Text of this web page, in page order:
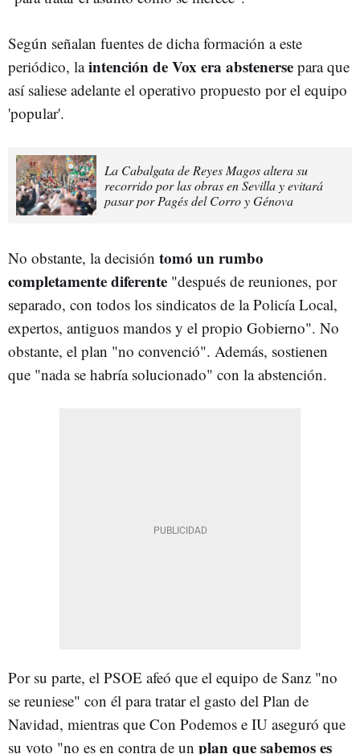
Según señalan fuentes de dicha formación a este
periódico, laintención de Vox era abstenerse para que
así saliese adelante el operativo propuesto por el equipo
'popular'.
La Cabalgata de Reyes Magos altera su
recorrido por las obras en Sevilla y evitará
pasar por Pagés del Corro y Génova
No obstante, la decisión tomó un rumbo
completamente diferente "después de reuniones, por
separado, con todos los sindicatos de la Policía Local,
expertos, antiguos mandos y el propio Gobierno". No
obstante, el plan "no convenció". Además, sostienen
que "nada se habría solucionado" con la abstención.
Por su parte, el PSOE afeó que el equipo de Sanz "no
se reuniese" con él para tratar el gasto del Plan de
Navidad, mientras que Con Podemos e IU aseguró que
su voto "no es en contra de un plan que sabemos es